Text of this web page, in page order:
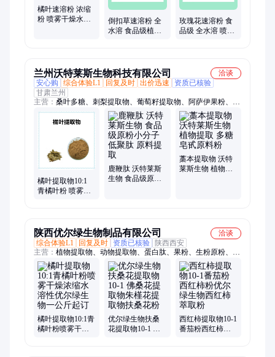
橘叶速溶粉 浓缩
粉 喷雾干燥水溶
倒扣草速溶粉 全
水溶 食品级植物
玫瑰花速溶粉 食
品级 全水溶 喷雾
兰州沃特莱斯生物科技有限公司
洽谈
安心购
综合体验L1 回复及时 出价迅速
资质已核验
甘肃兰州
主营： 桑叶多糖、刺梨提取物、葡萄籽提取物、阿萨伊果粉、花
青素、虾青素、龙眼肉多糖、蚌肉多糖、淫羊藿甙、茶皂素、纳
豆激酶、黄连提取物、熊果苷、罗汉果甜甙、芍药苷、桔梗提取
物、白毛银露梅提取物
橘叶提取物10:1
青橘叶粉 喷雾干
鹿鞭肽 沃特莱斯
生物 食品级原粉
藁本提取物 沃特
莱斯生物 植物提
陕西优尔绿生物制品有限公司
洽谈
综合体验L1
回复及时 资质已核验 陕西西安
主营： 植物提取物、动物提取物、蛋白肽、果粉、生粉原粉、冻
干粉、膳食纤维、浸膏
橘叶提取物10:1青
橘叶粉喷雾干燥
优尔绿生物扶桑
花提取物10-1 佛
西红柿提取物10-1
番茄粉西红柿粉